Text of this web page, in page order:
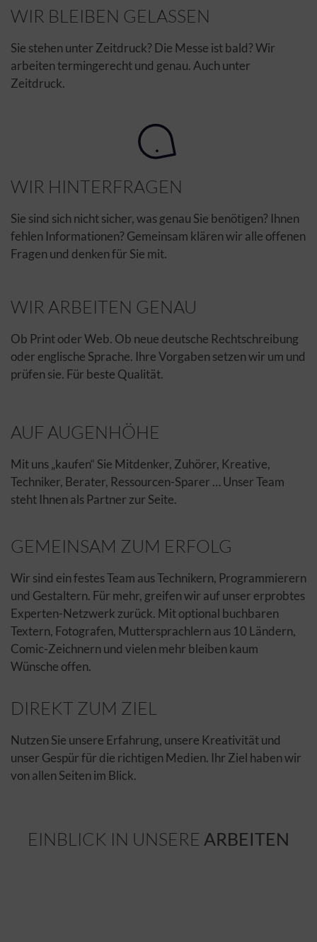
WIR BLEIBEN GELASSEN
Sie stehen unter Zeitdruck? Die Messe ist bald? Wir
arbeiten termingerecht und genau. Auch unter
Zeitdruck.
WIR HINTERFRAGEN
Sie sind sich nicht sicher, was genau Sie benötigen? Ihnen
fehlen Informationen? Gemeinsam klären wir alle offenen
Fragen und denken für Sie mit.
WIR ARBEITEN GENAU
Ob Print oder Web. Ob neue deutsche Rechtschreibung
oder englische Sprache. Ihre Vorgaben setzen wir um und
prüfen sie. Für beste Qualität.
AUF AUGENHÖHE
Mit uns „kaufen“ Sie Mitdenker, Zuhörer, Kreative,
Techniker, Berater, Ressourcen-Sparer … Unser Team
steht Ihnen als Partner zur Seite.
GEMEINSAM ZUM ERFOLG
Wir sind ein festes Team aus Technikern, Programmierern
und Gestaltern. Für mehr, greifen wir auf unser erprobtes
Experten-Netzwerk zurück. Mit optional buchbaren
Textern, Fotografen, Muttersprachlern aus 10 Ländern,
Comic-Zeichnern und vielen mehr bleiben kaum
Wünsche offen.
DIREKT ZUM ZIEL
Nutzen Sie unsere Erfahrung, unsere Kreativität und
unser Gespür für die richtigen Medien. Ihr Ziel haben wir
von allen Seiten im Blick.
EINBLICK IN UNSERE ARBEITEN